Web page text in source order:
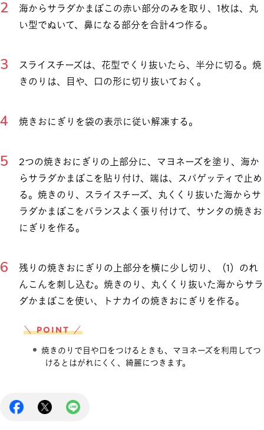
海からサラダかまぼこの赤い部分のみを取り、1枚は、丸
い型でぬいて、鼻になる部分を合計4つ作る。
スライスチーズは、花型でくり抜いたら、半分に切る。焼
きのりは、目や、口の形に切り抜いておく。
焼きおにぎりを袋の表示に従い解凍する。
2つの焼きおにぎりの上部分に、マヨネーズを塗り、海か
らサラダかまぼこを貼り付け、端は、スパゲッティで止め
る。焼きのり、スライスチーズ、丸くくり抜いた海からサ
ラダかまぼこをバランスよく張り付けて、サンタの焼きお
にぎりを作る。
残りの焼きおにぎりの上部分を横に少し切り、（1）のれ
んこんを刺し込む。焼きのり、丸くくり抜いた海からサラ
ダかまぼこを使い、トナカイの焼きおにぎりを作る。
＼ POINT ／
焼きのりで目や口をつけるときも、マヨネーズを利用してつ
けるとはがれにくく、綺麗につきます。